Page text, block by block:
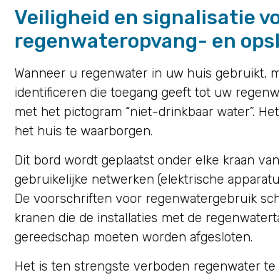
Veiligheid en signalisatie
regenwateropvang- en
Wanneer u regenwater in uw huis gebruikt,
identificeren die toegang geeft tot uw
met het pictogram “niet-drinkbaar water”.
het huis te waarborgen.
Dit bord wordt geplaatst onder elke kraan
gebruikelijke netwerken (elektrische
De voorschriften voor regenwatergebruik
kranen die de installaties met de
gereedschap moeten worden afgesloten.
Het is ten strengste verboden regenwater